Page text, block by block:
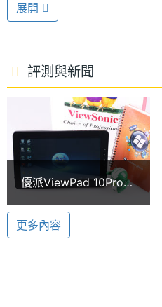
ViewSonic ViewPad
統切換設計，只要輕輕一
作業系統及個人行動娛樂
就可馬上快速切換，讓消
系統之間。ViewSonic
Windows 7 Professional
Wi-Fi 及 3.5G 無線上網，
網、社群通訊以及行動辦
記憶卡
量
32 GB
處理器 Intel Oak Trail
顯示螢幕
主螢幕
尺寸
展開
評測與新聞
優派ViewPad 10Pro
更多內容